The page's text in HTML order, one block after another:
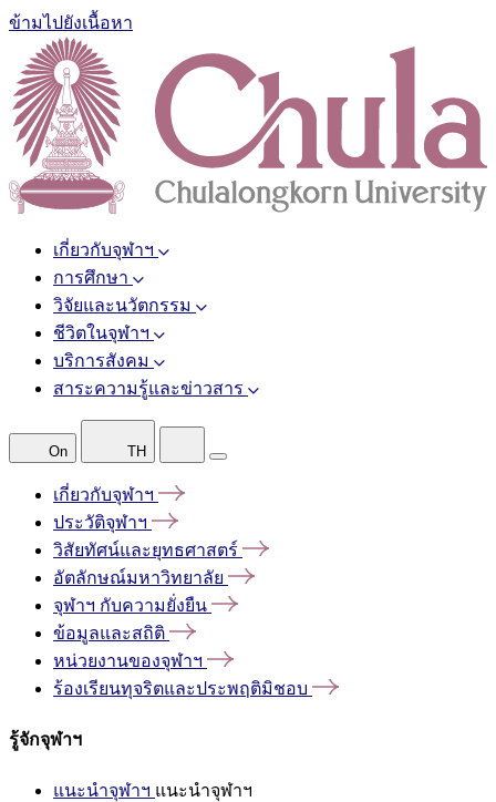
ข้ามไปยังเนื้อหา
เกี่ยวกับจุฬาฯ
การศึกษา
วิจัยและนวัตกรรม
ชีวิตในจุฬาฯ
บริการสังคม
สาระความรู้และข่าวสาร
On TH
เกี่ยวกับจุฬาฯ
ประวัติจุฬาฯ
วิสัยทัศน์และยุทธศาสตร์
อัตลักษณ์มหาวิทยาลัย
จุฬาฯ กับความยั่งยืน
ข้อมูลและสถิติ
หน่วยงานของจุฬาฯ
ร้องเรียนทุจริตและประพฤติมิชอบ
รู้จักจุฬาฯ
แนะนำจุฬาฯ แนะนำจุฬาฯ